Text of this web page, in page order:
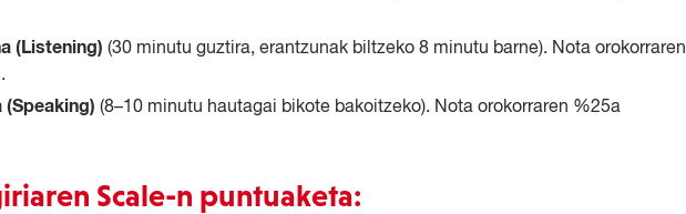
(Listening) (30 minutu guztira, erantzunak biltzeko 8 minutu barne). Nota orokorraren
(Speaking) (8–10 minutu hautagai bikote bakoitzeko). Nota orokorraren %25a
Scale-n puntuaketa: